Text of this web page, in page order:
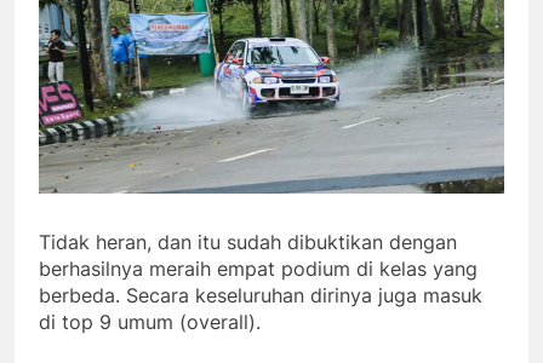
Tidak heran, dan itu sudah dibuktikan dengan
berhasilnya meraih empat podium di kelas yang
berbeda. Secara keseluruhan dirinya juga masuk
di top 9 umum (overall).